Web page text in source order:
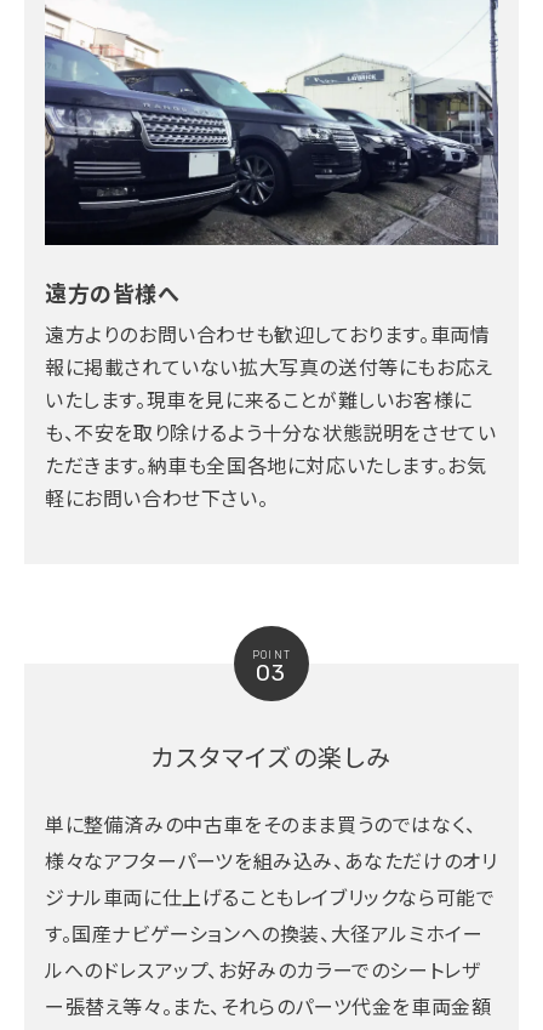
遠方の皆様へ
遠方よりのお問い合わせも歓迎しております。車両情
報に掲載されていない拡大写真の送付等にもお応え
いたします。現車を見に来ることが難しいお客様に
も、不安を取り除けるよう十分な状態説明をさせてい
ただきます。納車も全国各地に対応いたします。お気
軽にお問い合わせ下さい。
POINT
03
カスタマイズの楽しみ
単に整備済みの中古車をそのまま買うのではなく、
様々なアフターパーツを組み込み、あなただけのオリ
ジナル車両に仕上げることもレイブリックなら可能で
す。国産ナビゲーションへの換装、大径アルミホイー
ルへのドレスアップ、お好みのカラーでのシートレザ
ー張替え等々。また、それらのパーツ代金を車両金額